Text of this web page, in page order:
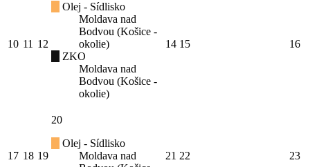
10 11 12
Olej - Sídlisko
Moldava nad
Bodvou (Košice -
okolie)
ZKO
Moldava nad
Bodvou (Košice -
okolie)
14 15 16
17 18 19
20
Olej - Sídlisko
Moldava nad
21 22 23